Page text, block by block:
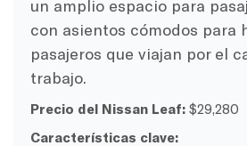
un amplio espacio para
con asientos cómodos para
pasajeros que viajan por el
trabajo.
Precio del Nissan Leaf:$29,280
Características clave: